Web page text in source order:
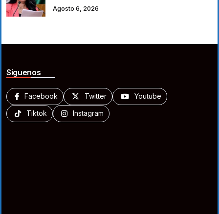
Agosto 6, 2026
Síguenos
Facebook Twitter Youtube
Tiktok Instagram